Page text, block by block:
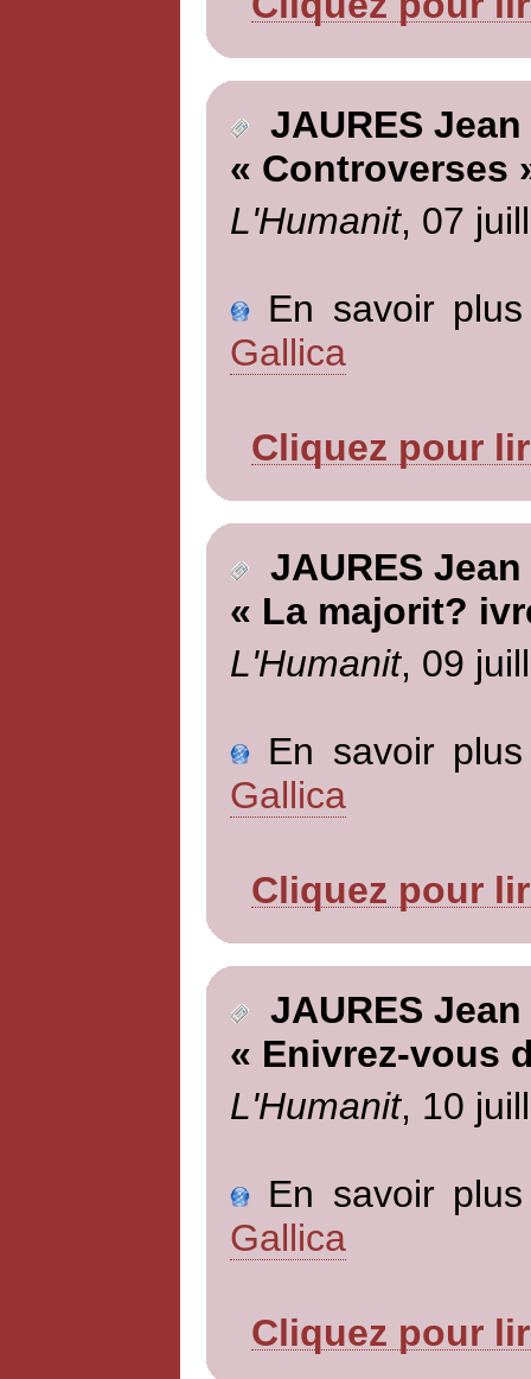
JAURES Jean
« Controverses
L'Humanit, 07
En savoir
Gallica
Cliquez pour
JAURES Jean
« La majorit?
L'Humanit, 09
En savoir
Gallica
Cliquez pour
JAURES Jean
« Enivrez-vous
L'Humanit, 10
En savoir
Gallica
Cliquez pour